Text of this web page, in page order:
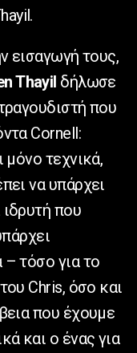
εισαγωγή τους,
Thayil δήλωσε
που
Cornell:
μόνο τεχνικά,
να υπάρχει
που
– τόσο για το
Chris, όσο και
που έχουμε
και ο ένας για